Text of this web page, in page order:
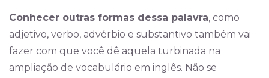
Conhecer outras formas dessa palavra, como
adjetivo, verbo, advérbio e substantivo também vai
fazer com que você dê aquela turbinada na
ampliação de vocabulário em inglês. Não se